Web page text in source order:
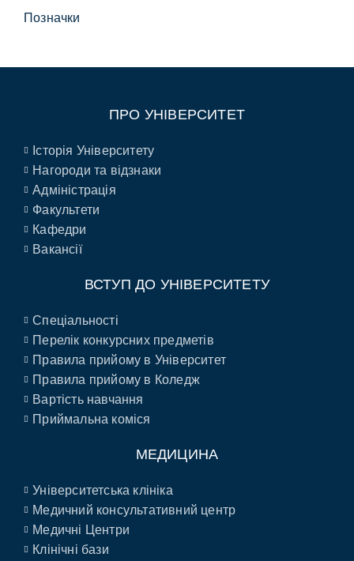
Позначки
ПРО УНІВЕРСИТЕТ
Історія Університету
Нагороди та відзнаки
Адміністрація
Факультети
Кафедри
Вакансії
ВСТУП ДО УНІВЕРСИТЕТУ
Спеціальності
Перелік конкурсних предметів
Правила прийому в Університет
Правила прийому в Коледж
Вартість навчання
Приймальна коміся
МЕДИЦИНА
Університетська клініка
Медичний консультативний центр
Медичні Центри
Клінічні бази